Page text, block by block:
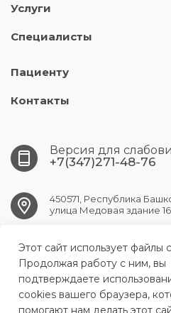
Услуги
Специалисты
Пациенту
Контакты
Версия для
+7(347)271-48-76
450571, Республика
улица Медовая здание 16
ГАУЗ РПНС "Акбузат"
Этот сайт использует файлы
Продолжая работу с ним, вы
подтверждаете
cookies вашего браузера,
помогают нам делать этот